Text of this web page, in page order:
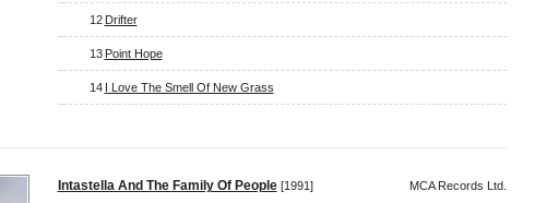
12 Drifter
13 Point Hope
14 I Love The Smell Of New Grass
Intastella And The Family Of People[1991] MCA Records Ltd.